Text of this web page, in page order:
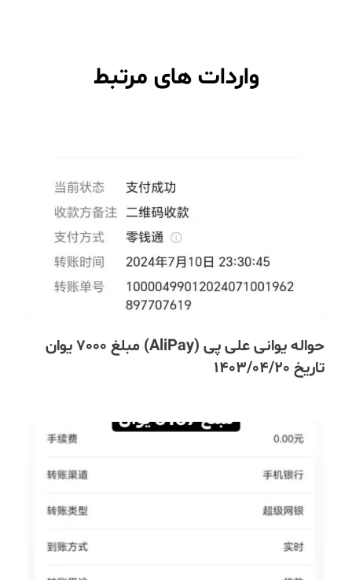
واردات های مرتبط
حواله یوانی علی پی (AliPay) مبلغ 7000 یوان
تاریخ 1403/04/20